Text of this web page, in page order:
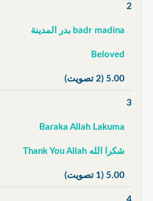
2
badr madina بدر المدينة
Beloved
5.00 (2 تصويت)
3
Baraka Allah Lakuma
شكرا الله Thank You Allah
5.00 (1 تصويت)